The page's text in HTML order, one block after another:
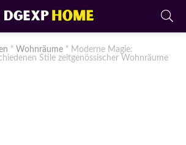
" Wohnräume " Moderne Magie:
Stile zeitgenössischer Wohnräume